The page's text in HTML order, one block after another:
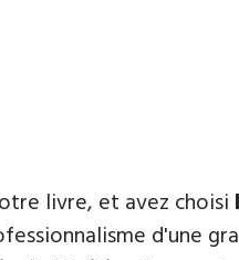
livre, et avez choisi
d'une